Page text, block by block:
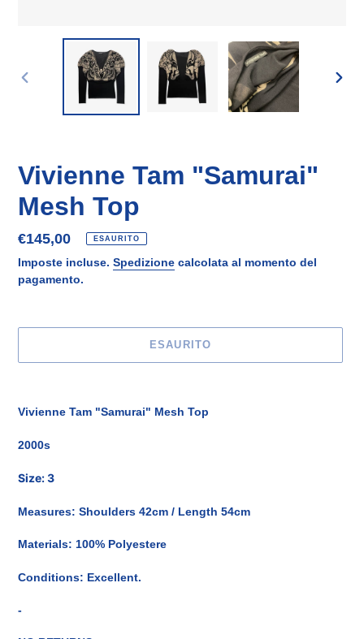
PRECEDENTE
Vivienne Tam "Samurai"
Mesh Top
Prezzo
di
listino
€145,00 ESAURITO
Imposte incluse. Spedizione calcolata al momento del
pagamento.
ESAURITO
nel
Vivienne Tam "Samurai" Mesh Top
2000s
Size: 3
Measures: Shoulders 42cm / Length 54cm
Materials: 100% Polyestere
Conditions: Excellent.
-